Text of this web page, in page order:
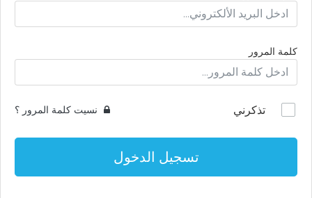
كلمة المرور
تذكرني نسيت كلمة المرور ؟
تسجيل الدخول